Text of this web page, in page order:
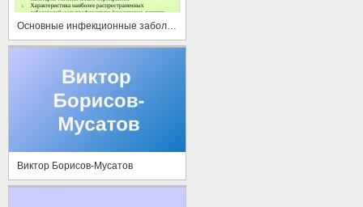
Виктор Борисов-Мусатов